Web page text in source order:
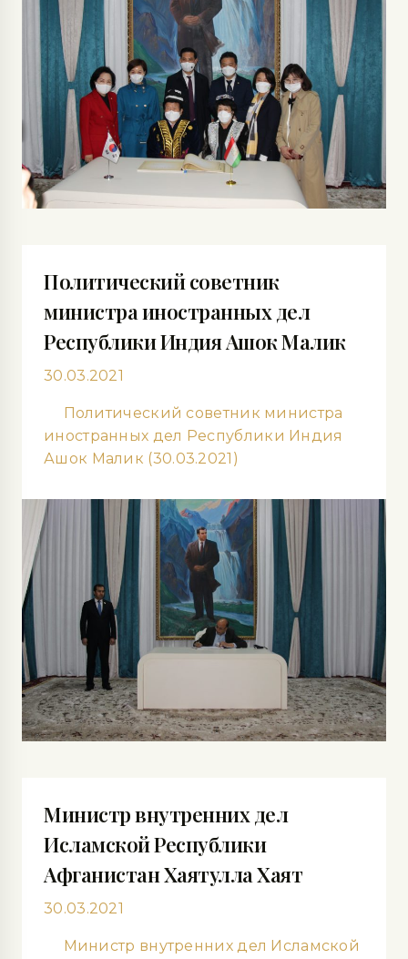
Политический советник
министра иностранных дел
Республики Индия Ашок Малик
30.03.2021
Политический советник министра
иностранных дел Республики Индия
Ашок Малик (30.03.2021)
Министр внутренних дел
Исламской Республики
Афганистан Хаятулла Хаят
30.03.2021
Министр внутренних дел Исламской